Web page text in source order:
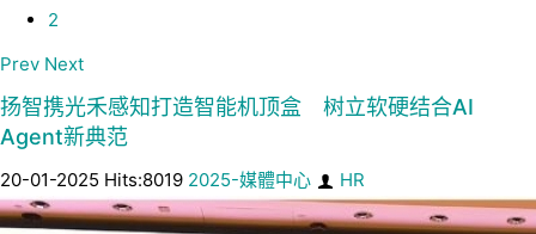
2
Prev Next
扬智携光禾感知打造智能机顶盒 树立软硬结合AI
Agent新典范
20-01-2025 Hits:8019 2025-媒體中心 HR